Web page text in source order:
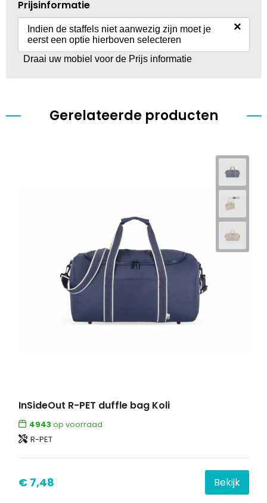
Prijsinformatie
Indien de staffels niet aanwezig zijn moet je
eerst een optie hierboven selecteren
×
Draai uw mobiel voor de Prijs informatie
Gerelateerde producten
InSideOut R-PET duffle bag Koli
4943 op voorraad
R-PET
€ 7,48 Bekijk